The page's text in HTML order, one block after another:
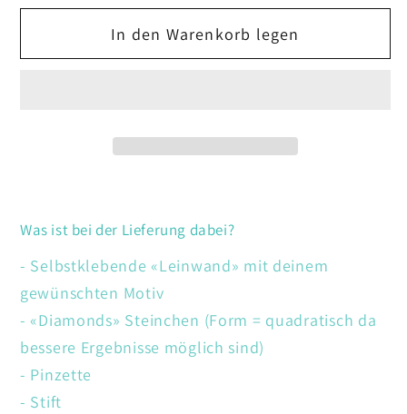
Menge
Fuchs
Menge
für
Fuchs
In den Warenkorb legen
Was ist bei der Lieferung dabei?
- Selbstklebende «Leinwand» mit deinem
gewünschten Motiv
- «Diamonds» Steinchen (Form = quadratisch da
bessere Ergebnisse möglich sind)
- Pinzette
- Stift